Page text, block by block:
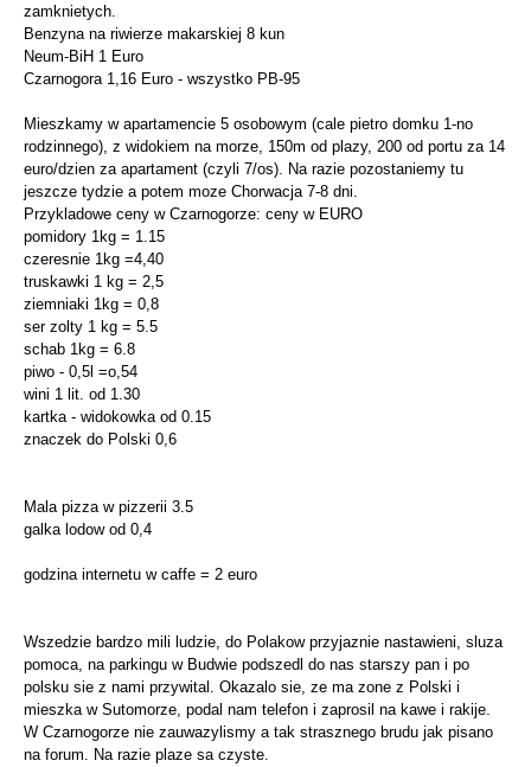
zamknietych.
Benzyna na riwierze makarskiej 8 kun
Neum-BiH 1 Euro
Czarnogora 1,16 Euro - wszystko PB-95
Mieszkamy w apartamencie 5 osobowym (cale pietro domku 1-no
rodzinnego), z widokiem na morze, 150m od plazy, 200 od portu za 14
euro/dzien za apartament (czyli 7/os). Na razie pozostaniemy tu
jeszcze tydzie a potem moze Chorwacja 7-8 dni.
Przykladowe ceny w Czarnogorze: ceny w EURO
pomidory 1kg = 1.15
czeresnie 1kg =4,40
truskawki 1 kg = 2,5
ziemniaki 1kg = 0,8
ser zolty 1 kg = 5.5
schab 1kg = 6.8
piwo - 0,5l =o,54
wini 1 lit. od 1.30
kartka - widokowka od 0.15
znaczek do Polski 0,6
Mala pizza w pizzerii 3.5
galka lodow od 0,4
godzina internetu w caffe = 2 euro
Wszedzie bardzo mili ludzie, do Polakow przyjaznie nastawieni, sluza
pomoca, na parkingu w Budwie podszedl do nas starszy pan i po
polsku sie z nami przywital. Okazalo sie, ze ma zone z Polski i
mieszka w Sutomorze, podal nam telefon i zaprosil na kawe i rakije.
W Czarnogorze nie zauwazylismy a tak strasznego brudu jak pisano
na forum. Na razie plaze sa czyste.